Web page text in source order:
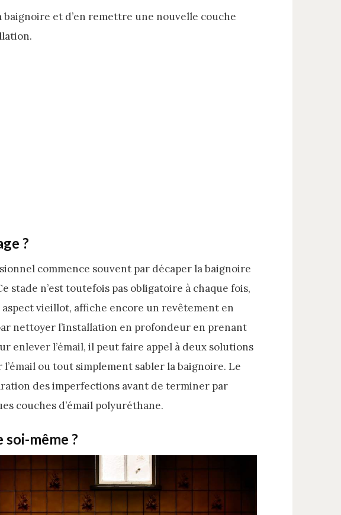
baignoire et d’en remettre une nouvelle couche
?
commence souvent par décaper la baignoire
stade n’est toutefois pas obligatoire à chaque fois,
vieillot, affiche encore un revêtement en
nettoyer l’installation en profondeur en prenant
enlever l’émail, il peut faire appel à deux solutions
ou tout simplement sabler la baignoire. Le
des imperfections avant de terminer par
couches d’émail polyuréthane.
même ?